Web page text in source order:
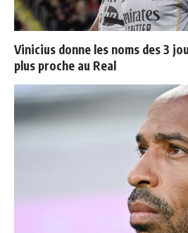
Vinicius donne les noms des 3
plus proche au Real